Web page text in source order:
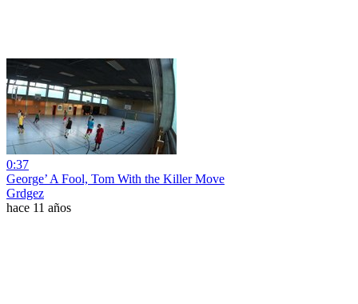
0:37
George’ A Fool, Tom With the Killer Move
Grdgez
hace 11 años